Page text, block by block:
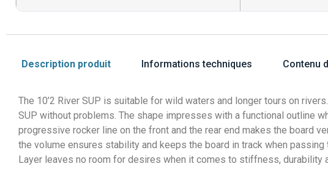
Description produit Informations techniques Contenu
The 10’2 River SUP is suitable for wild waters and longer tours on
SUP without problems. The shape impresses with a functional outline
progressive rocker line on the front and the rear end makes the board
the volume ensures stability and keeps the board in track when
Layer leaves no room for desires when it comes to stiffness, durability